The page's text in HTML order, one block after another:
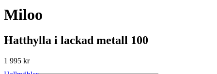
Miloo
Hatthylla i lackad metall 100
1 995 kr